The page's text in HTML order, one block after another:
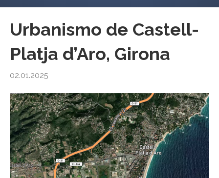
Urbanismo de Castell-
Platja d’Aro, Girona
02.01.2025